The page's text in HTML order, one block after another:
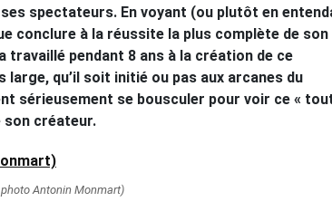
spectateurs. En voyant (ou plutôt en
conclure à la réussite la plus complète de son
travaillé pendant 8 ans à la création de ce
qu’il soit initié ou pas aux arcanes du
sérieusement se bousculer pour voir ce «
son créateur.
Antonin Monmart)